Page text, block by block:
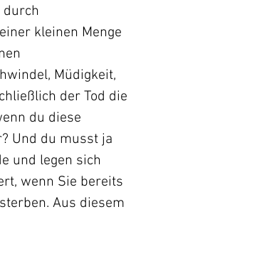
durch
kleinen Menge
Müdigkeit,
der Tod die
du diese
Und du musst ja
und legen sich
wenn Sie bereits
Aus diesem